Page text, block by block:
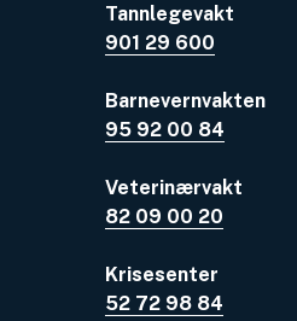
Tannlegevakt
901 29 600
Barnevernvakten
95 92 00 84
Veterinærvakt
82 09 00 20
Krisesenter
52 72 98 84